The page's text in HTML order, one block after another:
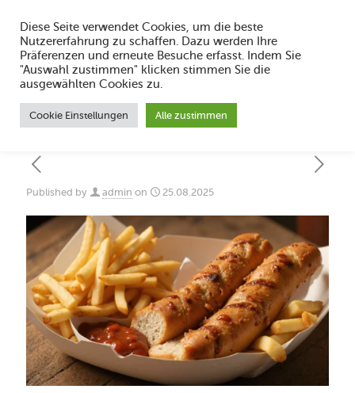
Sweet Chili vs Hot Chili Beste Saucen für
Published by admin on 25.08.2025
Diese Seite verwendet Cookies, um die beste
Nutzererfahrung zu schaffen. Dazu werden Ihre
Präferenzen und erneute Besuche erfasst. Indem Sie
"Auswahl zustimmen" klicken stimmen Sie die
ausgewählten Cookies zu.
Cookie Einstellungen Alle zustimmen